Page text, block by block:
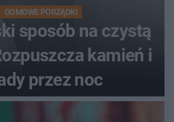
DOMOWE PORZĄDKI
sposób na czystą
kamień i
przez noc